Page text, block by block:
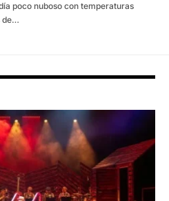
poco nuboso con temperaturas
de…